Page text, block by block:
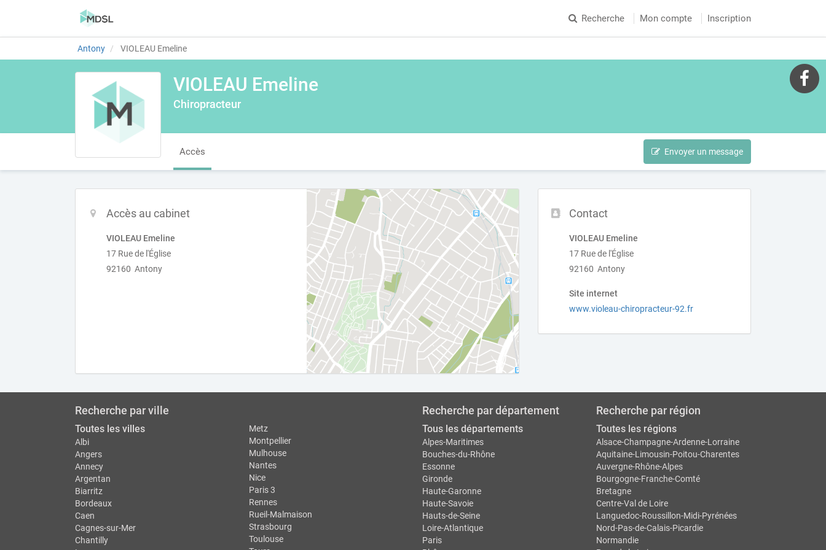
Recherche Mon compte Inscription
Antony VIOLEAU Emeline
VIOLEAU Emeline
Chiropracteur
Accès Envoyer un message
Contact
VIOLEAU Emeline
17 Rue de l'Église
92160 Antony
Site internet
www.violeau-chiropracteur-92.fr
Accès au cabinet
VIOLEAU Emeline
17 Rue de l'Église
92160 Antony
Recherche par ville
Toutes les villes
Albi
Angers
Annecy
Argentan
Biarritz
Bordeaux
Caen
Cagnes-sur-Mer
Chantilly
Metz
Montpellier
Mulhouse
Nantes
Nice
Paris 3
Rennes
Rueil-Malmaison
Strasbourg
Toulouse
Recherche par département
Tous les départements
Alpes-Maritimes
Bouches-du-Rhône
Essonne
Gironde
Haute-Garonne
Haute-Savoie
Hauts-de-Seine
Loire-Atlantique
Paris
Recherche par région
Toutes les régions
Alsace-Champagne-Ardenne-Lorraine
Aquitaine-Limousin-Poitou-Charentes
Auvergne-Rhône-Alpes
Bourgogne-Franche-Comté
Bretagne
Centre-Val de Loire
Languedoc-Roussillon-Midi-Pyrénées
Nord-Pas-de-Calais-Picardie
Normandie